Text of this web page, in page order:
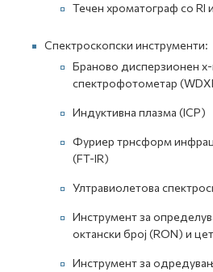
Течен хроматограф со RI
Спектроскопски инструменти:
Браново дисперзионен
спектрофотометар
Индуктивна плазма (ICP)
Фуриер трнсформ
(FT-IR)
Ултравиолетова
Инструмент за
октански број (RON) и
Инструмент за